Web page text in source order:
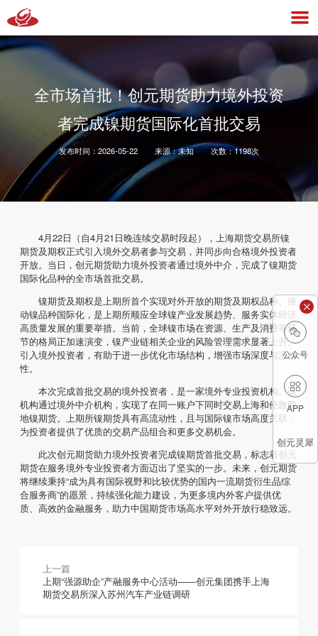
全市场首批！创元期货助力境外投资
者完成镍期货国际化首批交易
发布时间：2026-05-22 来源：未知 次数：1198次
4月22日（自4月21日晚连续交易时段起），上海期货交易所镍
期货及期权正式引入境外交易者参与交易，并同步向合格境外投资者
开放。当日，创元期货助力境外投资者通过境外中介，完成了镍期货
国际化品种的全市场首批交易。
镍期货及期权是上期所首个实现对外开放的期货及期权品种。推
动镍品种国际化，是上期所顺应全球镍产业发展趋势、服务实体经济
高质量发展的重要举措。当前，全球镍市场在资源、生产及消费等环
节的格局正加速演变，镍产业链相关企业的风险管理需求显著上升。
引入境外投资者，有助于进一步优化市场结构，增强市场深度与流动
性。
本次完成首批交易的境外投资者，是一家境外专业投资机构。该
机构通过境外中介机构，实现了在同一账户下同时交易上海和伦敦两
地镍期货。上期所镍期货具有高流动性，且与国际镍市场高度关联，
为投资者提供了优质的交易产品组合和更多交易机会。
此次创元期货助力境外投资者完成镍期货首批交易，标志着创元
期货在服务境外专业投资者方面迈出了坚实的一步。未来，创元期货
将继续秉持“成为具有国际视野和比较优势的国内一流期货衍生品综
合服务商”的愿景，持续强化能力建设，为更多境内外客户提供优
质、高效的金融服务，助力中国期货市场高水平对外开放行稳致远。
上一篇
上期“强源助企”产融服务中心活动——创元集团携手上海
期货交易所深入苏州汽车产业链调研

公众号

APP
创元灵犀
